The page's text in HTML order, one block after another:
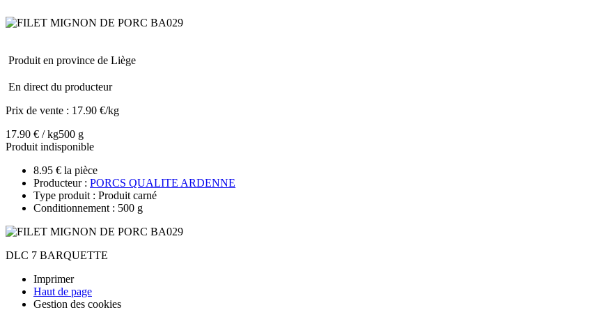
Produit en province de Liège
En direct du producteur
Prix de vente : 17.90 €/kg
17.90 € / kg500 g
Produit indisponible
8.95 € la pièce
Producteur : PORCS QUALITE ARDENNE
Type produit : Produit carné
Conditionnement : 500 g
DLC 7 BARQUETTE
Imprimer
Haut de page
Gestion des cookies